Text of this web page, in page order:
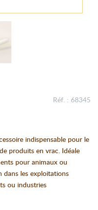
Réf. : 68345
indispensable pour le
produits en vrac. Idéale
pour animaux ou
dans les exploitations
ou industries